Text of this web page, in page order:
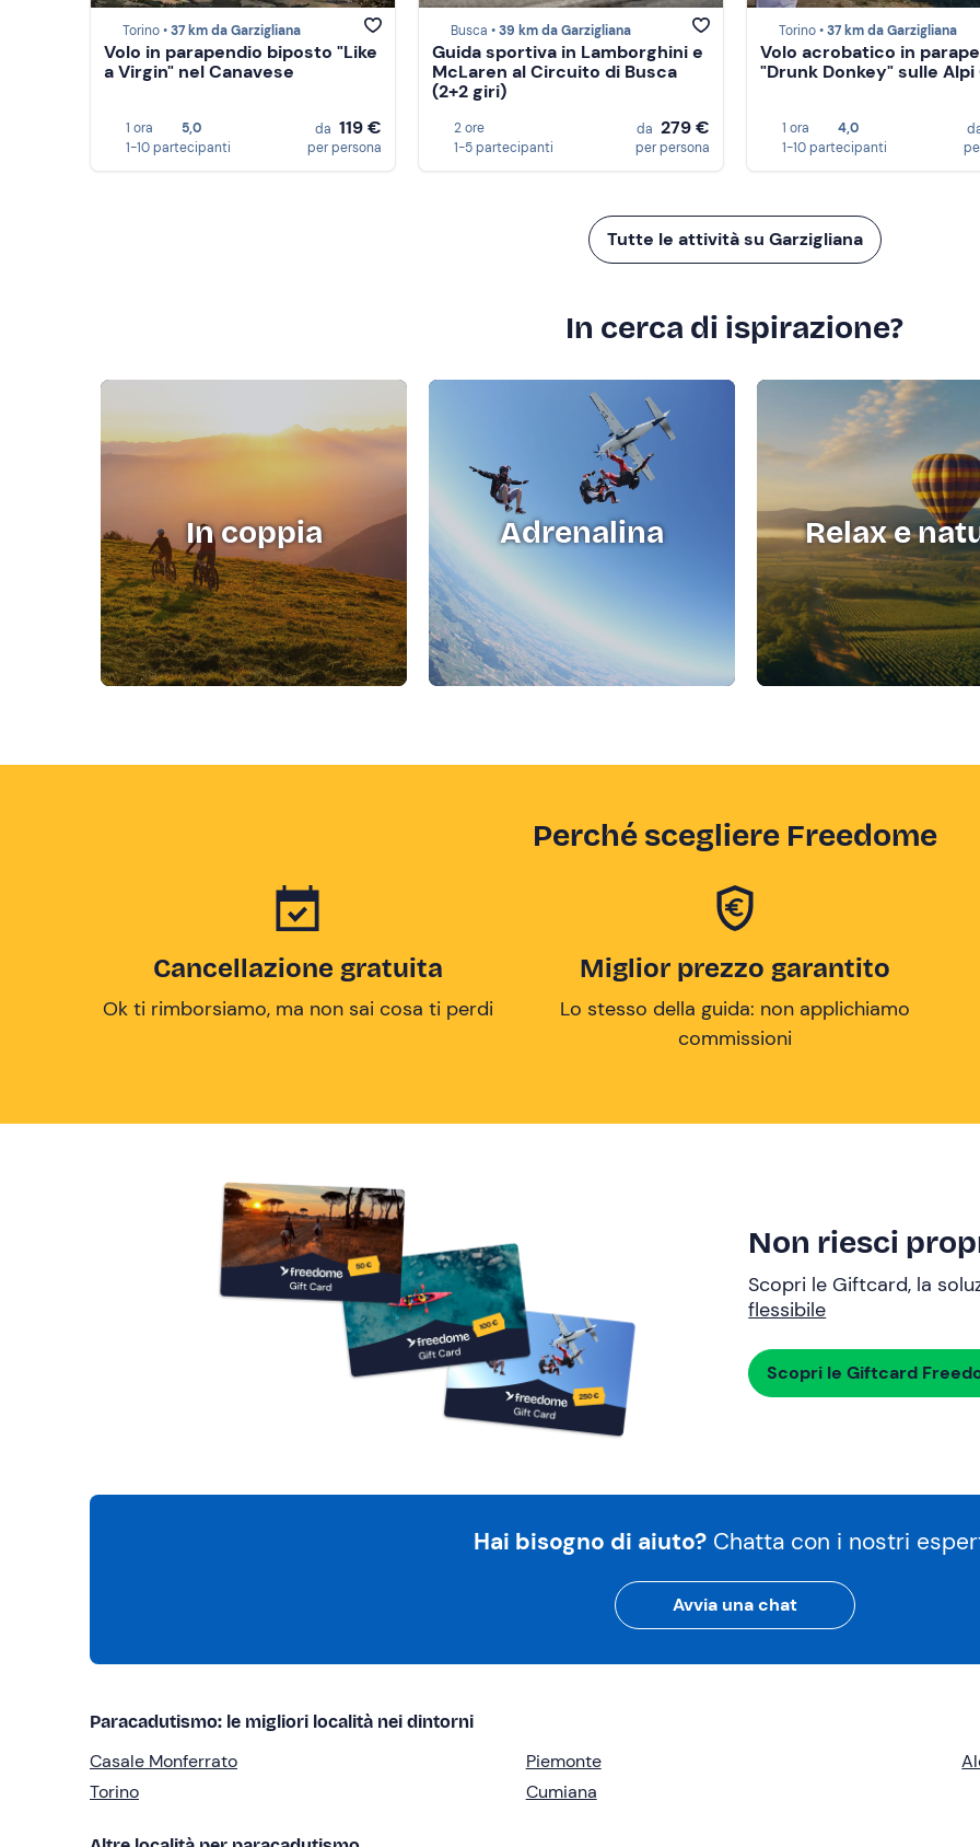
Torino •37 km da Garzigliana
Volo in parapendio biposto "Like
a Virgin" nel Canavese
1 ora
5,0
1-10 partecipanti
da 119 €
per persona
Busca •39 km da Garzigliana
Guida sportiva in Lamborghini e
McLaren al Circuito di Busca
(2+2 giri)
2 ore
1-5 partecipanti
da 279 €
per persona
Torino •37 km da Garzigliana
Volo acrobatico in
"Drunk Donkey" sulle Alpi
1 ora
4,0
1-10 partecipanti
Tutte le attività su Garzigliana
In cerca di ispirazione?
In coppia Adrenalina Relax e
Perché scegliere Freedome
Cancellazione gratuita
Ok ti rimborsiamo, ma non sai cosa ti perdi
Miglior prezzo garantito
Lo stesso della guida: non applichiamo
commissioni
Non riesci
Scopri le Giftcard, la
flessibile
Scopri le Giftcard
Hai bisogno di aiuto? Chatta con i nostri
Avvia una chat
Paracadutismo: le migliori località nei dintorni
Casale Monferrato
Torino
Piemonte
Cumiana